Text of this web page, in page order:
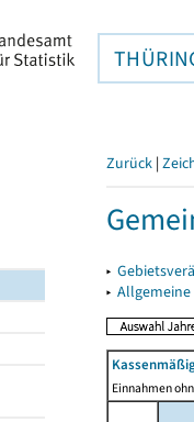
Zurück |
▸
▸
Einnahmen